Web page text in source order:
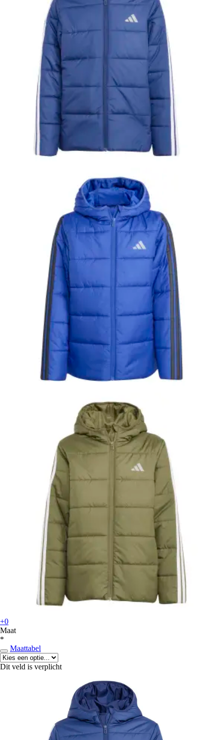
+0
Maat
*
Maattabel
Dit veld is verplicht